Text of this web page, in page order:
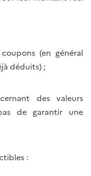
(en général
déduits) ;
des valeurs
de garantir une
: